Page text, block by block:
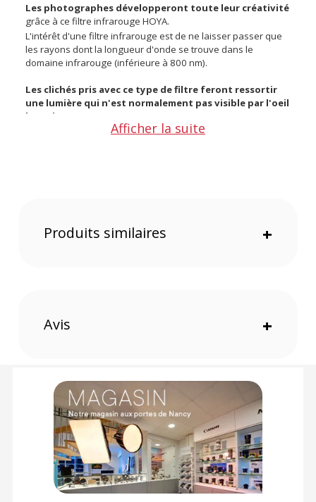
Les photographes développeront toute leur créativité
grâce à ce filtre infrarouge HOYA.
L'intérêt d'une filtre infrarouge est de ne laisser passer que
les rayons dont la longueur d'onde se trouve dans le
domaine infrarouge (inférieure à 800 nm).
Les clichés pris avec ce type de filtre feront ressortir
une lumière qui n'est normalement pas visible par l'oeil
humain.
Vos prises de vues seront monochromes et les
d'achat, sur la base d'une expédition Chronopost 24H vers un point
Afficher la suite
Produits similaires +
Avis +